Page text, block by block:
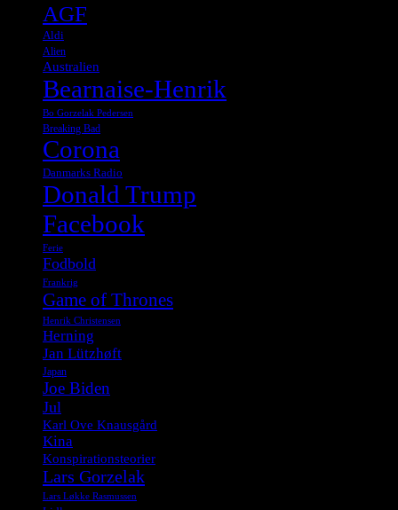
AGF
Aldi
Alien
Australien
Bearnaise-Henrik
Bo Gorzelak Pedersen
Breaking Bad
Corona
Danmarks Radio
Donald Trump
Facebook
Ferie
Fodbold
Frankrig
Game of Thrones
Henrik Christensen
Herning
Jan Lützhøft
Japan
Joe Biden
Jul
Karl Ove Knausgård
Kina
Konspirationsteorier
Lars Gorzelak
Lars Løkke Rasmussen